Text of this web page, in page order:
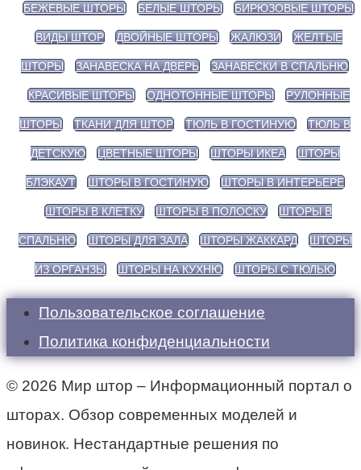
БЕЖЕВЫЕ ШТОРЫ БЕЛЫЕ ШТОРЫ БИРЮЗОВЫЕ ШТОРЫ
ВИДЫ ШТОР ДВОЙНЫЕ ШТОРЫ ЖАЛЮЗИ ЖЕЛТЫЕ
ШТОРЫ ЗАНАВЕСКА НА ДВЕРЬ ЗАНАВЕСКИ В СПАЛЬНЮ
КРАСИВЫЕ ШТОРЫ ОДНОТОННЫЕ ШТОРЫ РУЛОННЫЕ
ШТОРЫ ТКАНИ ДЛЯ ШТОР ТЮЛЬ В ГОСТИНУЮ ТЮЛЬ В
ДЕТСКУЮ ЦВЕТНЫЕ ШТОРЫ ШТОРЫ ИКЕА ШТОРЫ
БЛЭКАУТ ШТОРЫ В ГОСТИНУЮ ШТОРЫ В ИНТЕРЬЕРЕ
ШТОРЫ В КЛЕТКУ ШТОРЫ В ПОЛОСКУ ШТОРЫ В
СПАЛЬНЮ ШТОРЫ ДЛЯ ЗАЛА ШТОРЫ ЖАККАРД ШТОРЫ
ИЗ ОРГАНЗЫ ШТОРЫ НА КУХНЮ ШТОРЫ С ТЮЛЬЮ
Пользовательское соглашение
Политика конфиденциальности
© 2026 Мир штор – Информационный портал о
шторах. Обзор современных моделей и
новинок. Нестандартные решения по